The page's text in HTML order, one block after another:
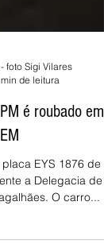
foto Sigi Vilares
de leitura
é roubado em
a Delegacia de